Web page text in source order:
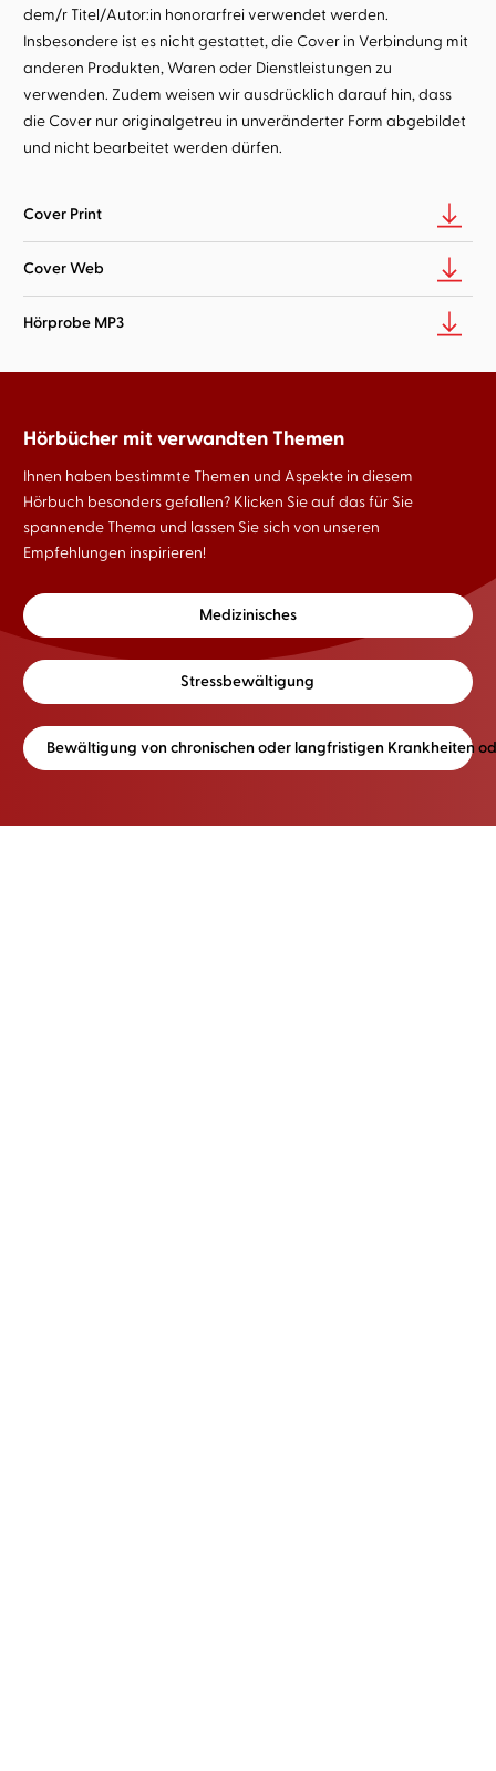
dem/r Titel/Autor:in honorarfrei verwendet werden.
Insbesondere ist es nicht gestattet, die Cover in Verbindung mit
anderen Produkten, Waren oder Dienstleistungen zu
verwenden. Zudem weisen wir ausdrücklich darauf hin, dass
die Cover nur originalgetreu in unveränderter Form abgebildet
und nicht bearbeitet werden dürfen.
Cover Print
Cover Web
Hörprobe MP3
Hörbücher mit verwandten Themen
Ihnen haben bestimmte Themen und Aspekte in diesem
Hörbuch besonders gefallen? Klicken Sie auf das für Sie
spannende Thema und lassen Sie sich von unseren
Empfehlungen inspirieren!
Medizinisches
Stressbewältigung
Bewältigung von chronischen oder langfristigen Krankheiten